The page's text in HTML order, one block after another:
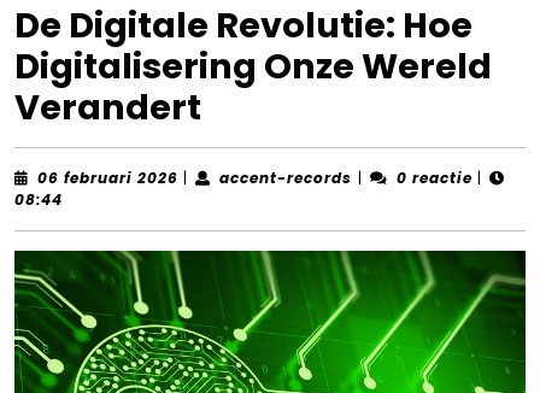
De Digitale Revolutie: Hoe
Digitalisering Onze Wereld
Verandert
06 februari 2026 06
| accent-records accent-
| 0 reactie |
08:44